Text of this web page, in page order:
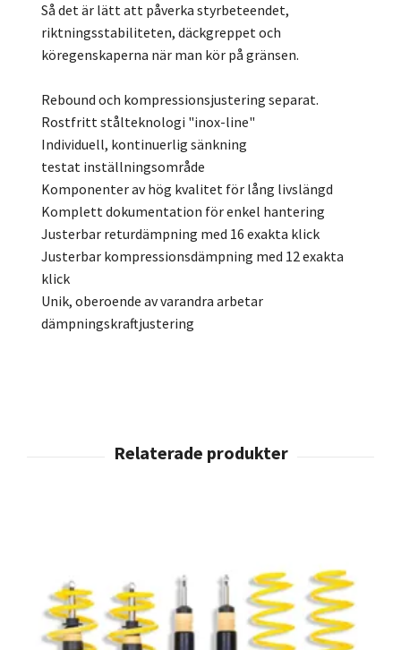
Så det är lätt att påverka styrbeteendet,
riktningsstabiliteten, däckgreppet och
köregenskaperna när man kör på gränsen.
Rebound och kompressionsjustering separat.
Rostfritt stålteknologi "inox-line"
Individuell, kontinuerlig sänkning
testat inställningsområde
Komponenter av hög kvalitet för lång livslängd
Komplett dokumentation för enkel hantering
Justerbar returdämpning med 16 exakta klick
Justerbar kompressionsdämpning med 12 exakta
klick
Unik, oberoende av varandra arbetar
dämpningskraftjustering